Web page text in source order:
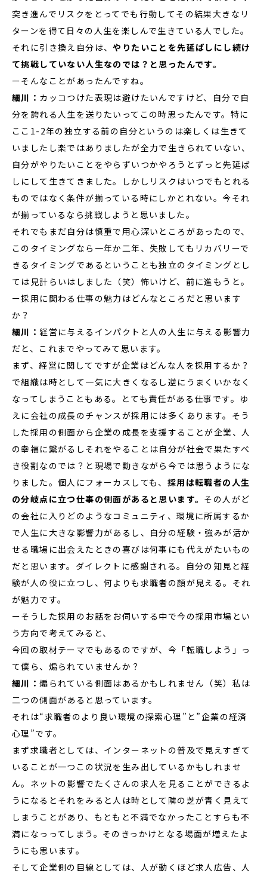
突き進んでリスクをとってでも行動してその結果大きなリ
ターンを得て日々の人生を楽しんで生きている人でした。
それに引き換え自分は、やりたいことを先延ばしにし続け
て挑戦していない人生なのでは？と思ったんです。
ーそんなことがあったんですね。
細川： カッコつけた表現は避けたいんですけど、自分で自
分を誇れる人生を送りたいってこの時思ったんです。特に
ここ1-2年の独立する前の自分というのは楽しくは生きて
いましたし楽ではありましたが全力で生きられていない、
自分がやりたいことをやらずいつかやろうとずっと先延ば
しにして生きてきました。しかしリスクはいつでもとれる
ものではなく条件が揃っている時にしかとれない。今それ
が揃っているなら挑戦しようと思いました。
それでもまだ自分は慎重で用心深いところがあったので、
このタイミングなら一年か二年、失敗してもリカバリーで
きるタイミングであるということも独立のタイミングとし
ては見計らいはしました（笑）怖いけど、前に進もうと。
ー採用に関わる仕事の魅力はどんなところだと思います
か？
細川：経営に与えるインパクトと人の人生に与える影響力
だと、これまでやってみて思います。
まず、経営に関してですが企業はどんな人を採用するか？
で組織は時として一気に大きくなるし逆にうまくいかなく
なってしまうこともある。とても責任がある仕事です。ゆ
えに会社の成長のチャンスが採用には多くあります。そう
した採用の側面から企業の成長を支援することが企業、人
の幸福に繋がるしそれをやることは自分が社会で果たすべ
き役割なのでは？と現場で動きながら今では思うようにな
りました。個人にフォーカスしても、 採用は転職者の人生
の分岐点に立つ仕事の側面があると思います。 その人がど
の会社に入りどのようなコミュニティ、環境に所属するか
で人生に大きな影響力があるし、自分の経験・強みが活か
せる職場に出会えたときの喜びは何事にも代えがたいもの
だと思います。ダイレクトに感謝される。自分の知見と経
験が人の役に立つし、何よりも求職者の顔が見える。それ
が魅力です。
ーそうした採用のお話をお伺いする中で今の採用市場とい
う方向で考えてみると、
今回の取材テーマでもあるのですが、今「転職しよう」っ
て僕ら、煽られていませんか？
細川：煽られている側面はあるかもしれません（笑）私は
二つの側面があると思っています。
それは“求職者のより良い環境の探索心理”と”企業の経済
心理”です。
まず求職者としては、インターネットの普及で見えすぎて
いることが一つこの状況を生み出しているかもしれませ
ん。ネットの影響でたくさんの求人を見ることができるよ
うになるとそれをみると人は時として隣の芝が青く見えて
しまうことがあり、もともと不満でなかったことすらも不
満になっってしまう。そのきっかけとなる場面が増えたよ
うにも思います。
そして企業側の目線としては、人が動くほど求人広告、人